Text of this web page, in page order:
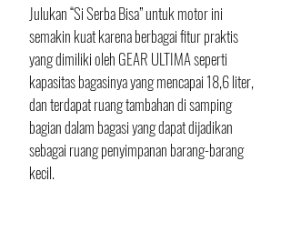
Julukan “Si Serba Bisa” untuk motor ini
semakin kuat karena berbagai fitur praktis
yang dimiliki oleh GEAR ULTIMA seperti
kapasitas bagasinya yang mencapai 18,6 liter,
dan terdapat ruang tambahan di samping
bagian dalam bagasi yang dapat dijadikan
sebagai ruang penyimpanan barang-barang
kecil.